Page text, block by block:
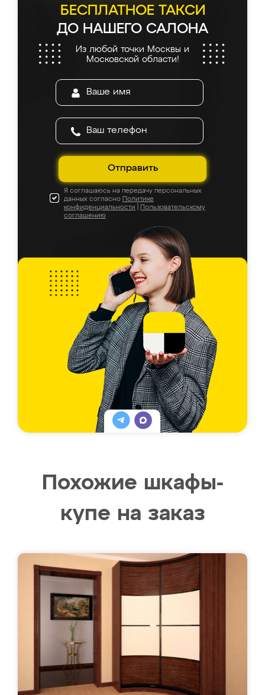
БЕСПЛАТНОЕ ТАКСИ
ДО НАШЕГО САЛОНА
Из любой точки Москвы и
Московской области!
Отправить
Я соглашаюсь на передачу персональных
данных согласно Политике
конфиденциальности
Пользовательскому
соглашению
Похожие шкафы-
купе на заказ